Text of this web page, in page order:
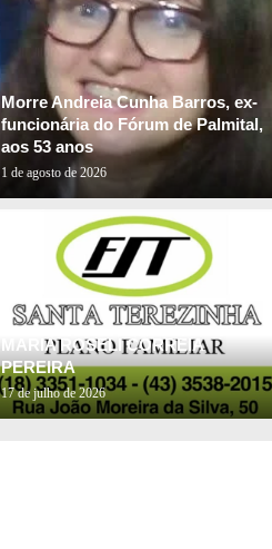
Morre Andreia Cunha Barros, ex-
funcionária do Fórum de Palmital,
aos 53 anos
1 de agosto de 2026
MARIA ROSELI CORREIA
PEREIRA
17 de julho de 2026